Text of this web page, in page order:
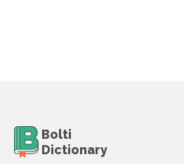
Bolti
Dictionary